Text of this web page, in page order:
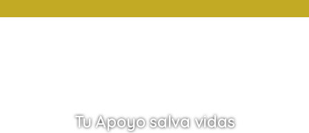
Tu Apoyo salva vidas